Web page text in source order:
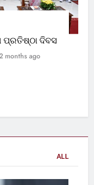
ପ୍ରତିଷ୍ଠା ଦିବସ
months ago
ALL